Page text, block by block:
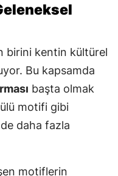
birini kentin kültürel
Bu kapsamda
başta olmak
motifi gibi
daha fazla
motiflerin